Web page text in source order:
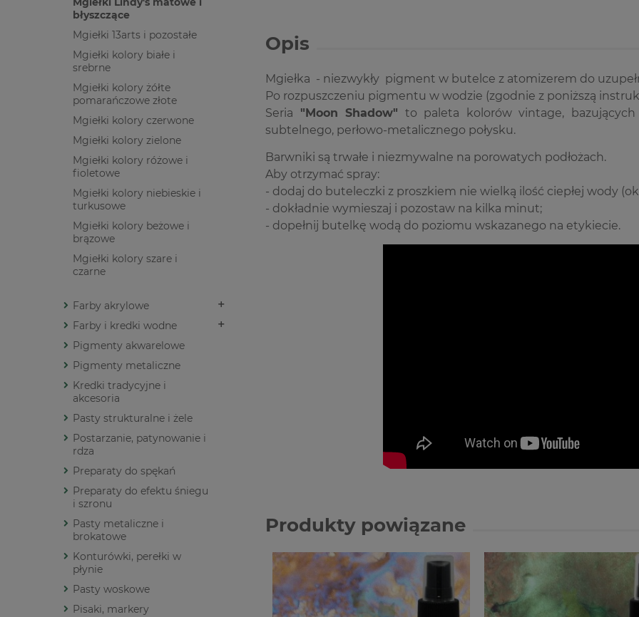
błyszczące
Mgiełki 13arts i pozostałe
Mgiełki kolory białe i
srebrne
Mgiełki kolory żółte
pomarańczowe złote
Mgiełki kolory czerwone
Mgiełki kolory zielone
Mgiełki kolory różowe i
fioletowe
Mgiełki kolory niebieskie i
turkusowe
Mgiełki kolory beżowe i
brązowe
Mgiełki kolory szare i
czarne
Farby akrylowe
Farby i kredki wodne
Pigmenty akwarelowe
Pigmenty metaliczne
Kredki tradycyjne i
akcesoria
Pasty strukturalne i żele
Postarzanie, patynowanie i
rdza
Preparaty do spękań
Preparaty do efektu śniegu
i szronu
Pasty metaliczne i
brokatowe
Konturówki, perełki w
płynie
Pasty woskowe
Pisaki, markery
Opis
Mgiełka - niezwykły pigment w butelce z atomizerem do
Po rozpuszczeniu pigmentu w wodzie (zgodnie z poniższą
Seria "Moon Shadow" to paleta kolorów vintage,
subtelnego, perłowo-metalicznego połysku.
Barwniki są trwałe i niezmywalne na porowatych podłożach.
Aby otrzymać spray:
- dodaj do buteleczki z proszkiem nie wielką ilość ciepłej wody
- dokładnie wymieszaj i pozostaw na kilka minut;
- dopełnij butelkę wodą do poziomu wskazanego na etykiecie.
Produkty powiązane